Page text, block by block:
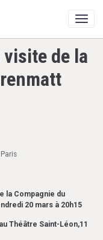
visite de la
la Compagnie du
20 mars à 20h15
Théâtre Saint-Léon,11